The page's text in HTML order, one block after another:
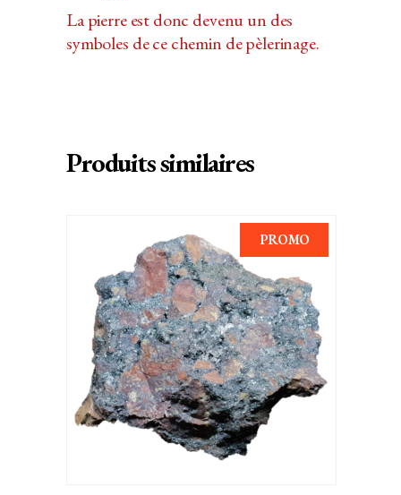
La pierre est donc devenu un des
symboles de ce chemin de pèlerinage.
Produits similaires
PROMO
AJOUTER AU PANIER